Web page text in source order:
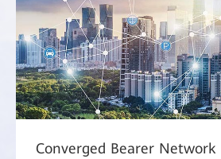
Converged Bearer Network